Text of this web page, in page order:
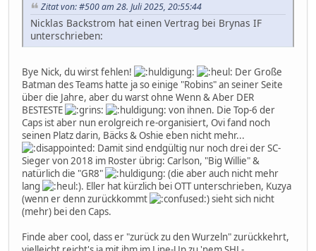
Zitat von: #500 am 28. Juli 2025, 20:55:44
Nicklas Backstrom hat einen Vertrag bei Brynas IF
unterschrieben:
Bye Nick, du wirst fehlen!
Der Große
Batman des Teams hatte ja so einige "Robins" an seiner Seite
über die Jahre, aber du warst ohne Wenn & Aber DER
BESTESTE
von ihnen. Die Top-6 der
Caps ist aber nun erolgreich re-organisiert, Ovi fand noch
seinen Platz darin, Bäcks & Oshie eben nicht mehr...
Damit sind endgültig nur noch drei der SC-
Sieger von 2018 im Roster übrig: Carlson, "Big Willie" &
natürlich die "GR8"
(die aber auch nicht mehr
lang
). Eller hat kürzlich bei OTT unterschrieben, Kuzya
(wenn er denn zurückkommt
) sieht sich nicht
(mehr) bei den Caps.
Finde aber cool, dass er "zurück zu den Wurzeln" zurückkehrt,